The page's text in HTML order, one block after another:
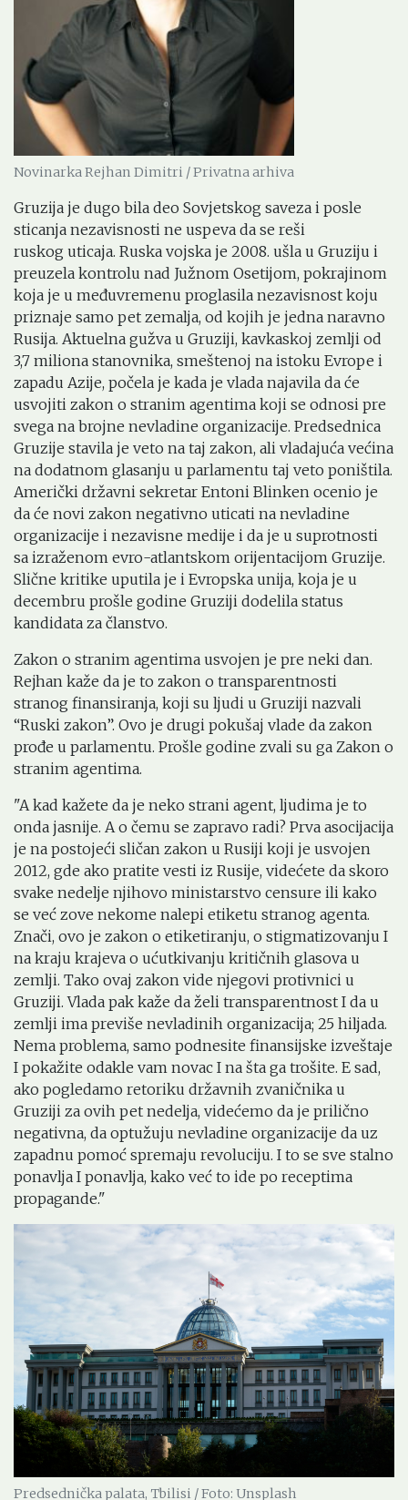
Novinarka Rejhan Dimitri / Privatna arhiva
Gruzija je dugo bila deo Sovjetskog saveza i posle
sticanja nezavisnosti ne uspeva da se reši
ruskog uticaja. Ruska vojska je 2008. ušla u Gruziju i
preuzela kontrolu nad Južnom Osetijom, pokrajinom
koja je u međuvremenu proglasila nezavisnost koju
priznaje samo pet zemalja, od kojih je jedna naravno
Rusija. Aktuelna gužva u Gruziji, kavkaskoj zemlji od
3,7 miliona stanovnika, smeštenoj na istoku Evrope i
zapadu Azije, počela je kada je vlada najavila da će
usvojiti zakon o stranim agentima koji se odnosi pre
svega na brojne nevladine organizacije. Predsednica
Gruzije stavila je veto na taj zakon, ali vladajuća većina
na dodatnom glasanju u parlamentu taj veto poništila.
Američki državni sekretar Entoni Blinken ocenio je
da će novi zakon negativno uticati na nevladine
organizacije i nezavisne medije i da je u suprotnosti
sa izraženom evro-atlantskom orijentacijom Gruzije.
Slične kritike uputila je i Evropska unija, koja je u
decembru prošle godine Gruziji dodelila status
kandidata za članstvo.
Zakon o stranim agentima usvojen je pre neki dan.
Rejhan kaže da je to zakon o transparentnosti
stranog finansiranja, koji su ljudi u Gruziji nazvali
“Ruski zakon”. Ovo je drugi pokušaj vlade da zakon
prođe u parlamentu. Prošle godine zvali su ga Zakon o
stranim agentima.
"A kad kažete da je neko strani agent, ljudima je to
onda jasnije. A o čemu se zapravo radi? Prva asocijacija
je na postojeći sličan zakon u Rusiji koji je usvojen
2012, gde ako pratite vesti iz Rusije, videćete da skoro
svake nedelje njihovo ministarstvo censure ili kako
se već zove nekome nalepi etiketu stranog agenta.
Znači, ovo je zakon o etiketiranju, o stigmatizovanju I
na kraju krajeva o ućutkivanju kritičnih glasova u
zemlji. Tako ovaj zakon vide njegovi protivnici u
Gruziji. Vlada pak kaže da želi transparentnost I da u
zemlji ima previše nevladinih organizacija; 25 hiljada.
Nema problema, samo podnesite finansijske izveštaje
I pokažite odakle vam novac I na šta ga trošite. E sad,
ako pogledamo retoriku državnih zvaničnika u
Gruziji za ovih pet nedelja, videćemo da je prilično
negativna, da optužuju nevladine organizacije da uz
zapadnu pomoć spremaju revoluciju. I to se sve stalno
ponavlja I ponavlja, kako već to ide po receptima
propagande."
Predsednička palata, Tbilisi / Foto: Unsplash